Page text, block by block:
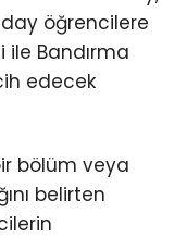
öğrencilere
ile Bandırma
edecek
bölüm veya
belirten